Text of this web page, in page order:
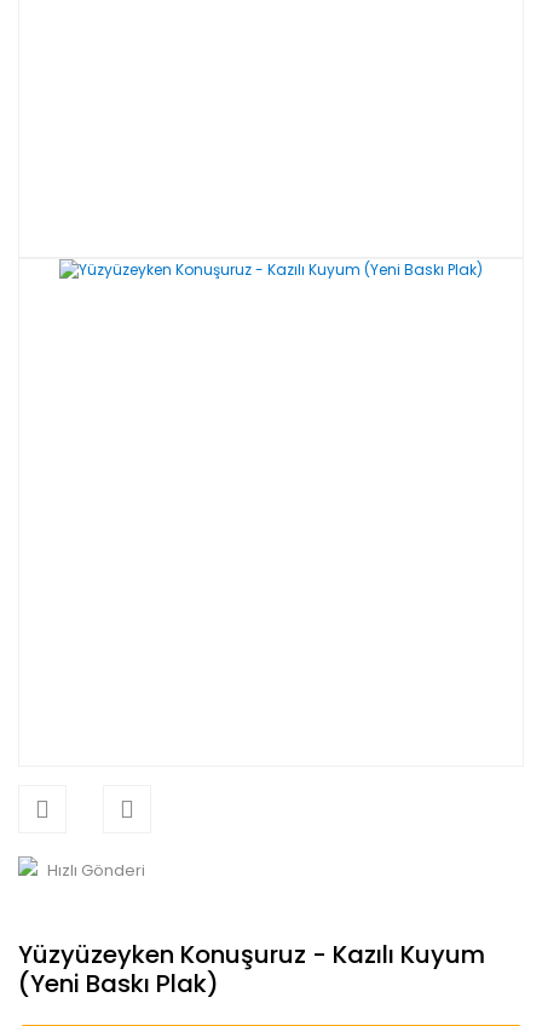
Hızlı Gönderi
Yüzyüzeyken Konuşuruz - Kazılı Kuyum
(Yeni Baskı Plak)